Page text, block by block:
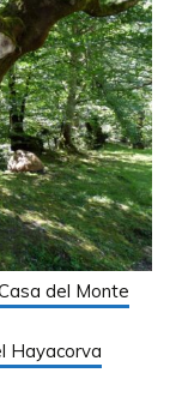
del Monte
Hayacorva